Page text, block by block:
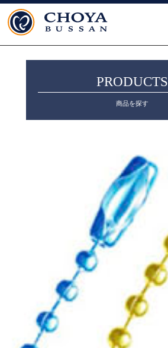
PRODUCTS
商品を探す